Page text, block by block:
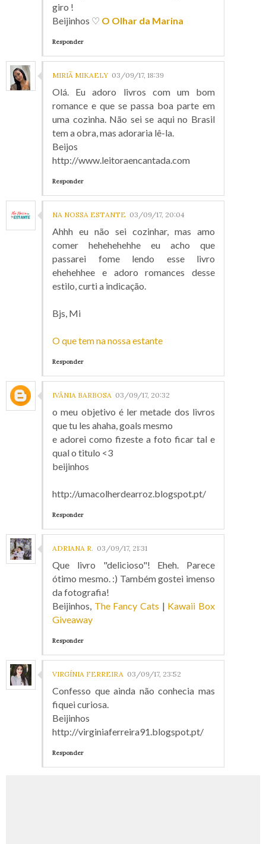
giro !
Beijinhos ♡ O Olhar da Marina
Responder
MIRIÃ MIKAELY 03/09/17, 18:39
Olá. Eu adoro livros com um bom
romance e que se passa boa parte em
uma cozinha. Não sei se aqui no Brasil
tem a obra, mas adoraria lê-la.
Beijos
http://www.leitoraencantada.com
Responder
NA NOSSA ESTANTE 03/09/17, 20:04
Ahhh eu não sei cozinhar, mas amo
comer hehehehehhe eu acho que
passarei fome lendo esse livro
ehehehhee e adoro romances desse
estilo, curti a indicação.
Bjs, Mi
O que tem na nossa estante
Responder
IVÂNIA BARBOSA 03/09/17, 20:32
o meu objetivo é ler metade dos livros
que tu les ahaha, goals mesmo
e adorei como fizeste a foto ficar tal e
qual o titulo <3
beijinhos
http://umacolherdearroz.blogspot.pt/
Responder
ADRIANA R. 03/09/17, 21:31
Que livro "delicioso"! Eheh. Parece
ótimo mesmo. :) Também gostei imenso
da fotografia!
Beijinhos, The Fancy Cats | Kawaii Box
Giveaway
Responder
VIRGÍNIA FERREIRA 03/09/17, 23:52
Confesso que ainda não conhecia mas
fiquei curiosa.
Beijinhos
http://virginiaferreira91.blogspot.pt/
Responder